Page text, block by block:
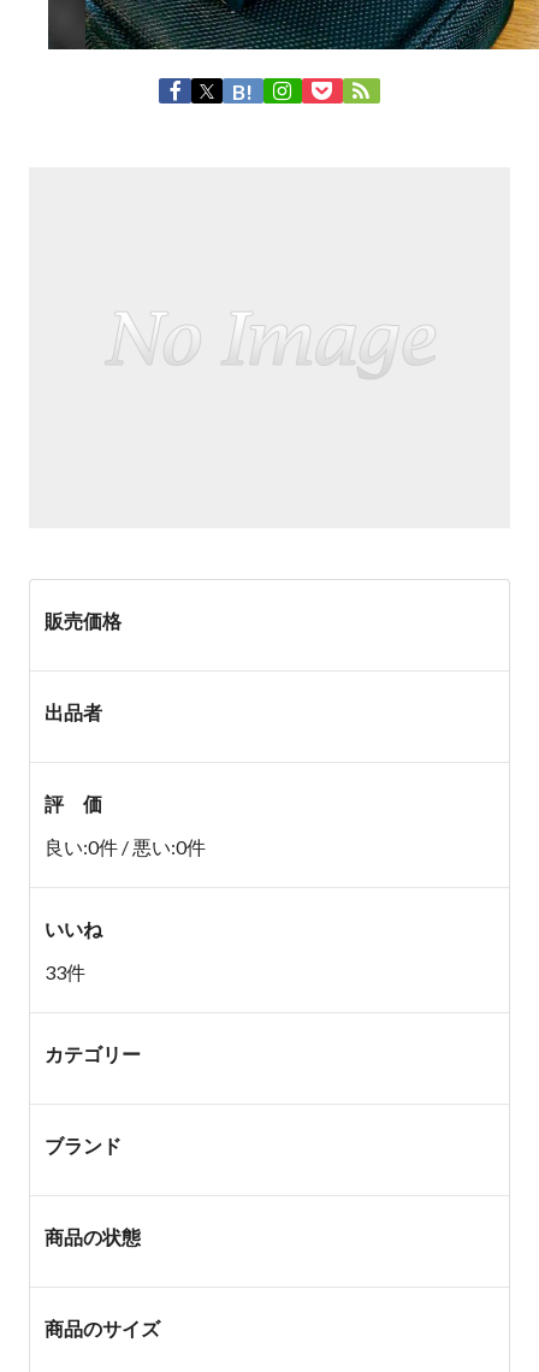
販売価格
出品者
評 価
良い:0件 / 悪い:0件
いいね
33件
カテゴリー
ブランド
商品の状態
商品のサイズ